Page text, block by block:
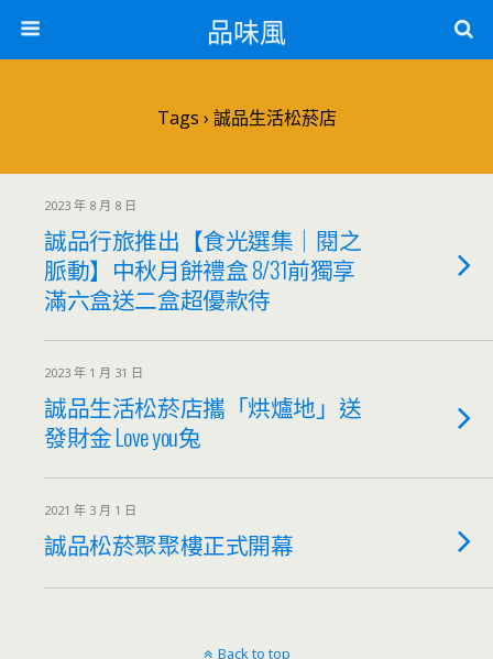
品味風
Tags › 誠品生活松菸店
2023 年 8 月 8 日
誠品行旅推出【食光選集｜閱之
脈動】中秋月餅禮盒 8/31前獨享
滿六盒送二盒超優款待
2023 年 1 月 31 日
誠品生活松菸店攜「烘爐地」送
發財金 Love you兔
2021 年 3 月 1 日
誠品松菸聚聚樓正式開幕
Back to top